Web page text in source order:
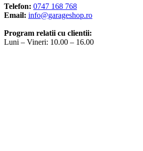
Telefon: 0747 168 768
Email: info@garageshop.ro
Program relatii cu clientii:
Luni – Vineri: 10.00 – 16.00